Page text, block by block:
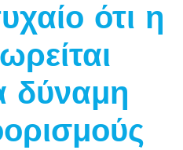
ότι η
δύναμη